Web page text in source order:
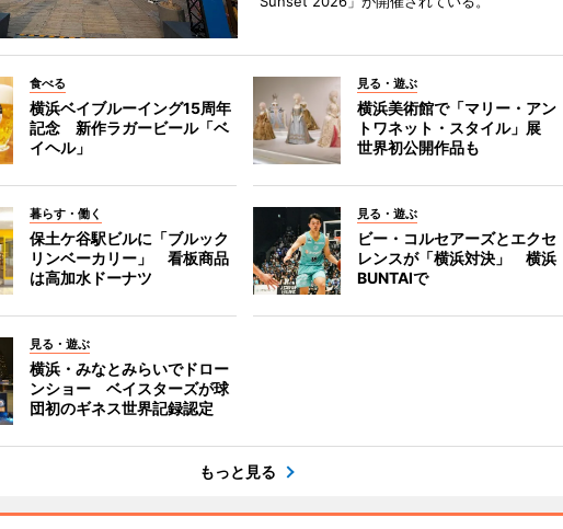
食べる
横浜ベイブルーイング15周年
記念 新作ラガービール「ベ
イヘル」
見る・遊ぶ
横浜美術館で「マリー・アン
トワネット・スタイル」展
世界初公開作品も
暮らす・働く
保土ケ谷駅ビルに「ブルック
リンベーカリー」 看板商品
は高加水ドーナツ
見る・遊ぶ
ビー・コルセアーズとエクセ
レンスが「横浜対決」 横浜
BUNTAIで
見る・遊ぶ
横浜・みなとみらいでドロー
ンショー ベイスターズが球
団初のギネス世界記録認定
もっと見る